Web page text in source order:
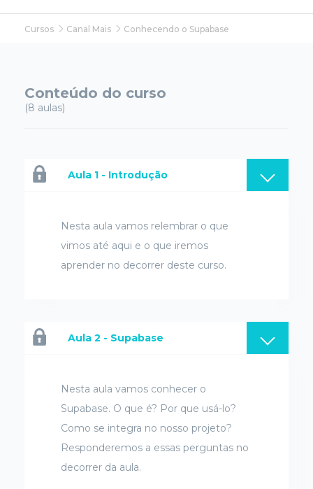
Cursos Canal Mais Conhecendo o Supabase
Conteúdo do curso
(8 aulas)
Aula 1 - Introdução
Nesta aula vamos relembrar o que
vimos até aqui e o que iremos
aprender no decorrer deste curso.
Aula 2 - Supabase
Nesta aula vamos conhecer o
Supabase. O que é? Por que usá-lo?
Como se integra no nosso projeto?
Responderemos a essas perguntas no
decorrer da aula.